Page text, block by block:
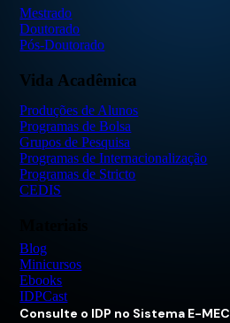
Mestrado
Doutorado
Pós-Doutorado
Vida Acadêmica
Produções de Alunos
Programas de Bolsa
Grupos de Pesquisa
Programas de Internacionalização
Programas de Stricto
CEDIS
Blog
Minicursos
Ebooks
IDPCast
Consulte o IDP no Sistema E-MEC